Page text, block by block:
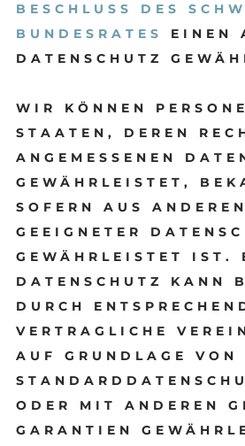
BESCHLUSS DES
BUNDESRATES
EINEN
DATENSCHUTZ
WIR KÖNNEN
STAATEN, DEREN
ANGEMESSENEN
GEWÄHRLEISTET,
SOFERN AUS
GEEIGNETER
GEWÄHRLEISTET IST.
DATENSCHUTZ KANN
DURCH
VERTRAGLICHE
AUF GRUNDLAGE VON
ODER MIT ANDEREN
GARANTIEN